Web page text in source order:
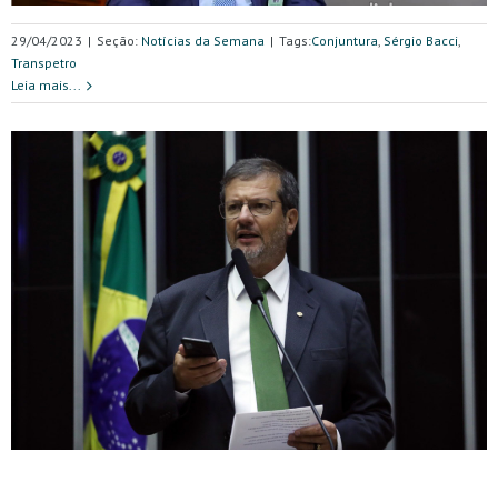
29/04/2023 | Seção: Notícias da Semana | Tags:Conjuntura, Sérgio Bacci,
Transpetro
Leia mais...